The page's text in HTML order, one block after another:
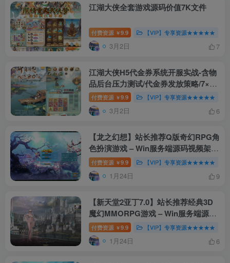
江湖大侠全套游戏源码价值7K文件
付费资源 ￥9.9 【VIP】专享资源★★★★★
3月2日 7
江湖大侠H5代金券系统开服实战-含物
品后台压力测试/代金券发放策略/7×24
小时运维监控 附视频搭建教程
付费资源 ￥9.9 【VIP】专享资源★★★★★
3月2日 6
【龙之幻想】站长推荐Q版奇幻RPG角
色扮演游戏 – Win服务端源码视频架设
教程（GM工具、外网搭建、完整PC
客户端）
付费资源 ￥9.9 【VIP】专享资源★★★★★
1月24日 9
【新天堂2亚丁7.0】站长推荐经典3D
魔幻MMORPG游戏 – Win服务端源码
架设教程（GM指令、外网搭建、完整
PC客户端）
付费资源 ￥9.9 【VIP】专享资源★★★★★
1月24日 6